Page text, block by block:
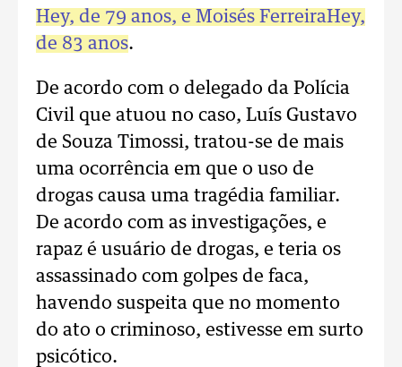
Hey, de 79 anos, e Moisés FerreiraHey,
de 83 anos.
De acordo com o delegado da Polícia
Civil que atuou no caso, Luís Gustavo
de Souza Timossi, tratou-se de mais
uma ocorrência em que o uso de
drogas causa uma tragédia familiar.
De acordo com as investigações, e
rapaz é usuário de drogas, e teria os
assassinado com golpes de faca,
havendo suspeita que no momento
do ato o criminoso, estivesse em surto
psicótico.